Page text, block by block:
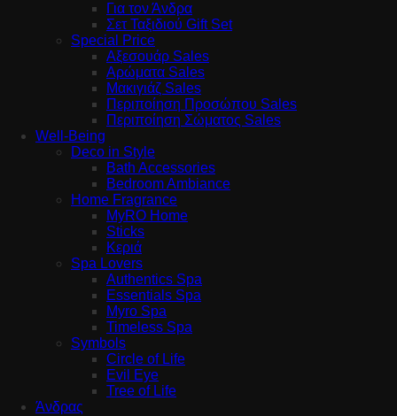
Για τον Άνδρα
Σετ Ταξιδιού Gift Set
Special Price
Αξεσουάρ Sales
Αρώματα Sales
Μακιγιάζ Sales
Περιποίηση Προσώπου Sales
Περιποίηση Σώματος Sales
Well-Being
Deco in Style
Bath Accessories
Bedroom Ambiance
Home Fragrance
MyRO Home
Sticks
Κεριά
Spa Lovers
Authentics Spa
Essentials Spa
Myro Spa
Timeless Spa
Symbols
Circle of Life
Evil Eye
Tree of Life
Άνδρας